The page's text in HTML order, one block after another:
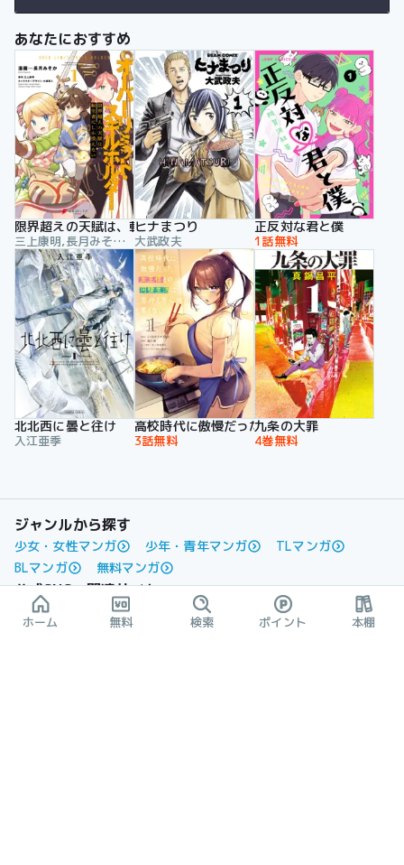
あなたにおすすめ
限界超えの天賦は、転生者にしか扱えない
三上康明,長月みそか,大槍葦人
ヒナまつり
大武政夫
正反対な君と僕
1話無料
北北西に曇と往け
入江亜季
高校時代に傲慢だった女王様との同棲生活は
3話無料
九条の大罪
4巻無料
ジャンルから探す
少女・女性マンガ 少年・青年マンガ
TLマンガ
BLマンガ
無料マンガ
公式SNS・関連サイト
ソク読み公式X ソクマガ
ソクマガ公式X
ソク読み編集部
ソク読み編集部公式X
ホーム 無料 検索 ポイント 本棚